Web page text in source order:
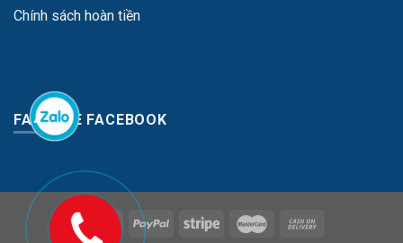
Chính sách hoàn tiền
FANPAGE FACEBOOK